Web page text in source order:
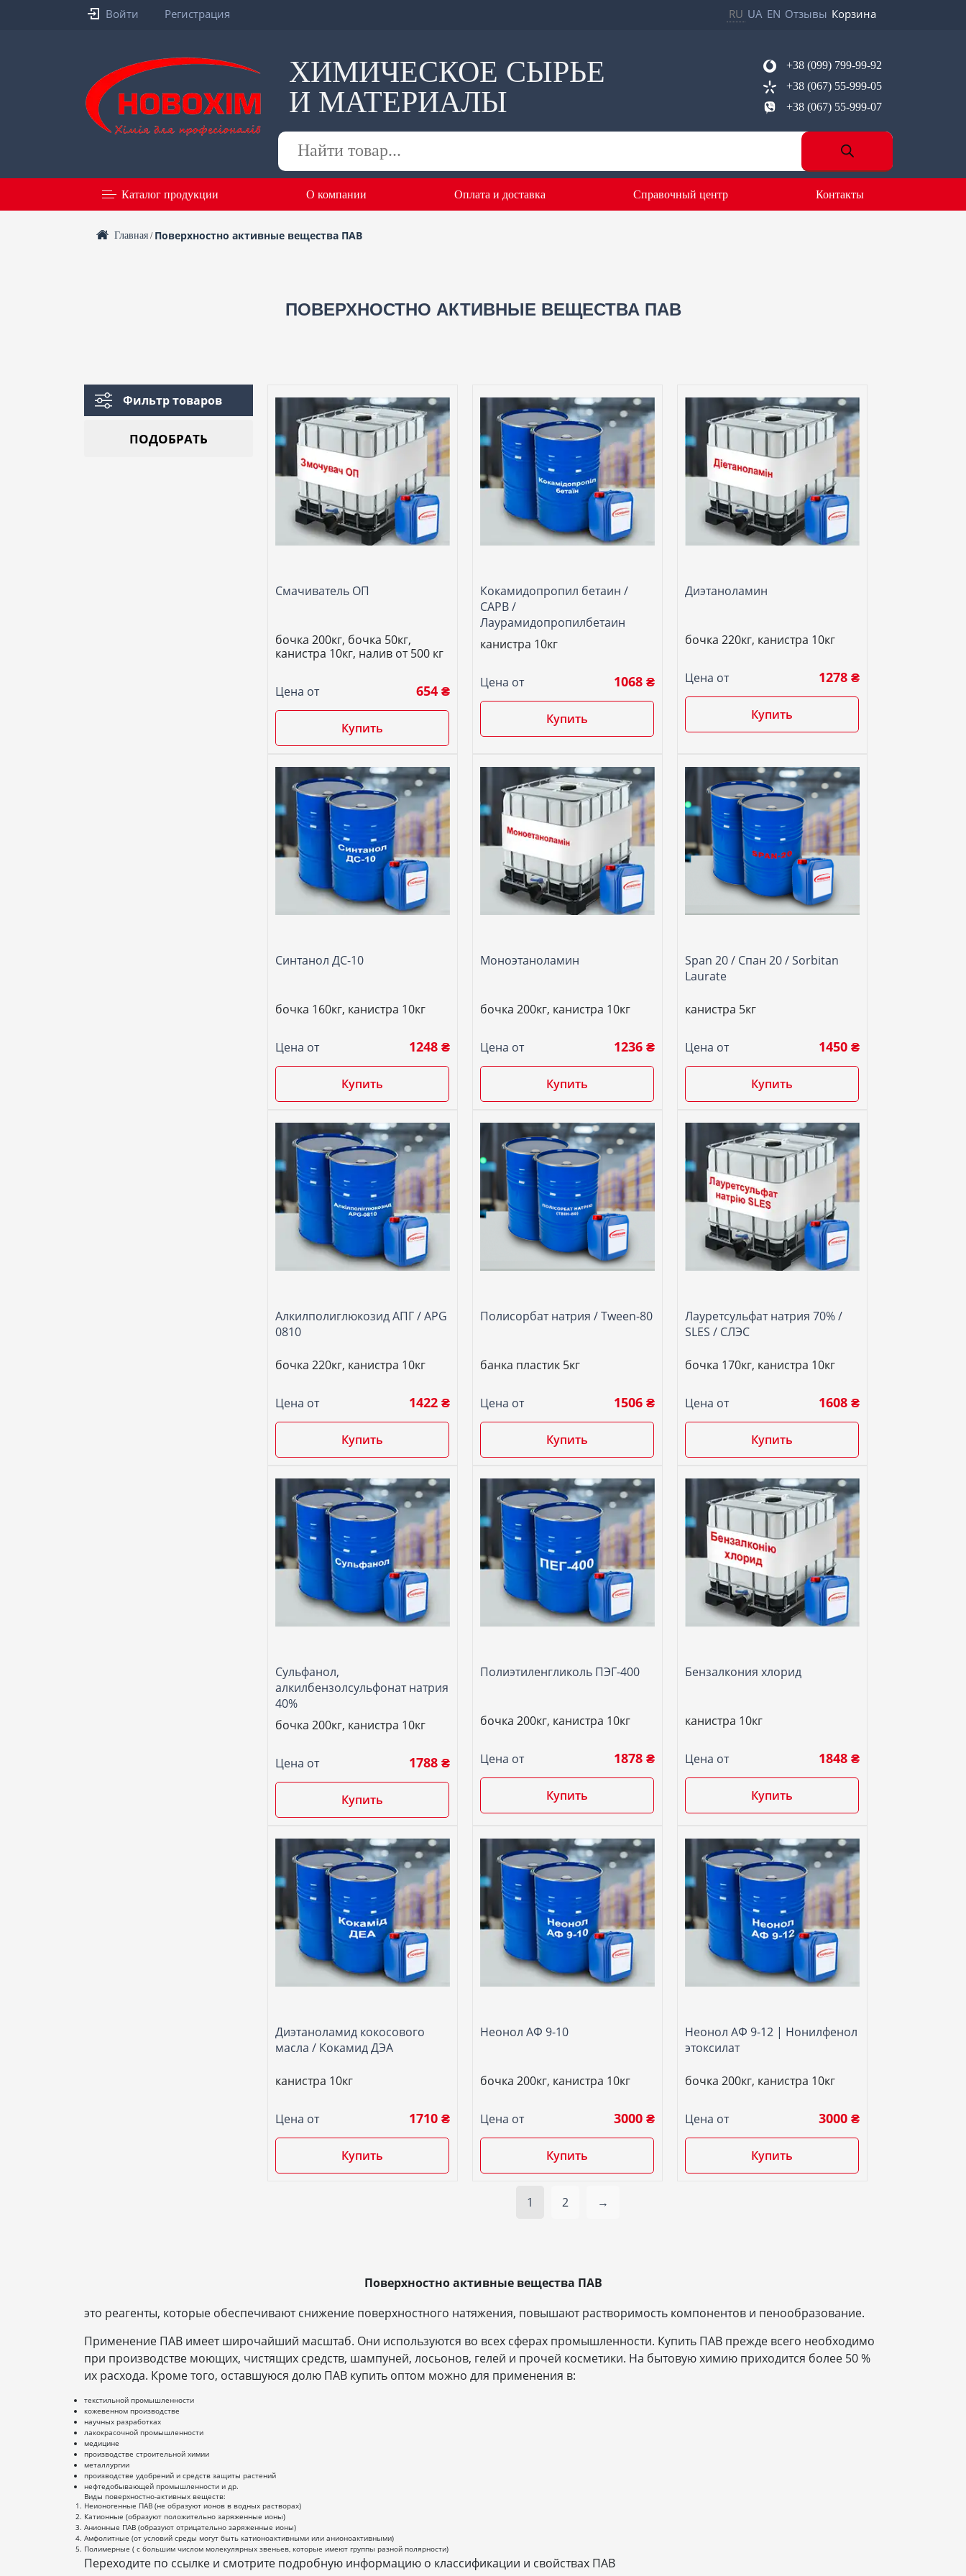
Войти Регистрация RU UA EN Отзывы Корзина
ХИМИЧЕСКОЕ СЫРЬЕ
И МАТЕРИАЛЫ
+38 (099) 799-99-92
+38 (067) 55-999-05
+38 (067) 55-999-07
товаров
Каталог продукции О компании Оплата и доставка Справочный центр Контакты
Главная / Поверхностно активные вещества ПАВ
ПОВЕРХНОСТНО АКТИВНЫЕ ВЕЩЕСТВА ПАВ
Фильтр товаров
ПОДОБРАТЬ
Смачиватель ОП
бочка 200кг, бочка 50кг,
канистра 10кг, налив от 500 кг
Цена от 654 ₴
Купить
Кокамидопропил бетаин /
САРВ /
Лаурамидопропилбетаин
канистра 10кг
Цена от 1068 ₴
Купить
Диэтаноламин
бочка 220кг, канистра 10кг
Цена от 1278 ₴
Купить
Синтанол ДС-10
бочка 160кг, канистра 10кг
Цена от 1248 ₴
Купить
Моноэтаноламин
бочка 200кг, канистра 10кг
Цена от 1236 ₴
Купить
Span 20 / Спан 20 / Sorbitan
Laurate
канистра 5кг
Цена от 1450 ₴
Купить
Алкилполиглюкозид АПГ / APG
0810
бочка 220кг, канистра 10кг
Цена от 1422 ₴
Купить
Полисорбат натрия / Twееn-80
банка пластик 5кг
Цена от 1506 ₴
Купить
Лауретсульфат натрия 70% /
SLES / СЛЭС
бочка 170кг, канистра 10кг
Цена от 1608 ₴
Купить
Сульфанол,
алкилбензолсульфонат натрия
40%
бочка 200кг, канистра 10кг
Цена от 1788 ₴
Купить
Полиэтиленгликоль ПЭГ-400
бочка 200кг, канистра 10кг
Цена от 1878 ₴
Купить
Бензалкония хлорид
канистра 10кг
Цена от 1848 ₴
Купить
Диэтаноламид кокосового
масла / Кокамид ДЭА
канистра 10кг
Цена от 1710 ₴
Купить
Неонол АФ 9-10
бочка 200кг, канистра 10кг
Цена от 3000 ₴
Купить
Неонол АФ 9-12 | Нонилфенол
этоксилат
бочка 200кг, канистра 10кг
Цена от 3000 ₴
Купить
1 2 →
Поверхностно активные вещества ПАВ
это реагенты, которые обеспечивают снижение поверхностного натяжения, повышают растворимость компонентов и пенообразование.
Применение ПАВ имеет широчайший масштаб. Они используются во всех сферах промышленности. Купить ПАВ прежде всего необходимо
при производстве моющих, чистящих средств, шампуней, лосьонов, гелей и прочей косметики. На бытовую химию приходится более 50 %
их расхода. Кроме того, оставшуюся долю ПАВ купить оптом можно для применения в:
текстильной промышленности
кожевенном производстве
научных разработках
лакокрасочной промышленности
медицине
производстве строительной химии
металлургии
производстве удобрений и средств защиты растений
нефтедобывающей промышленности и др.
Виды поверхностно-активных веществ:
Неионогенные ПАВ (не образуют ионов в водных растворах)
Катионные (образуют положительно заряженные ионы)
Анионные ПАВ (образуют отрицательно заряженные ионы)
Амфолитные (от условий среды могут быть катионоактивными или анионоактивными)
Полимерные ( с большим числом молекулярных звеньев, которые имеют группы разной полярности)
Переходите по ссылке и смотрите подробную информацию о классификации и свойствах ПАВ